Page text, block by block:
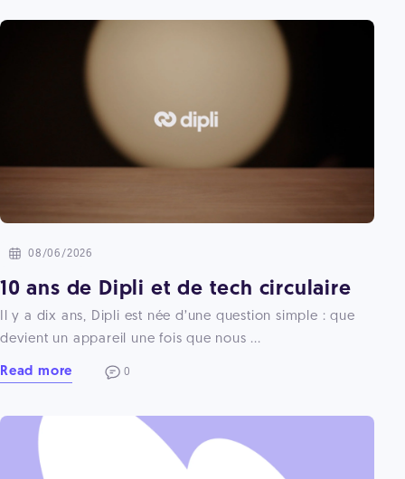
08/06/2026
10 ans de Dipli et de tech circulaire
Il y a dix ans, Dipli est née d’une question simple : que
devient un appareil une fois que nous ...
Read more 0